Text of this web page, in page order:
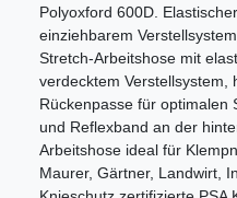
Polyoxford 600D.
einziehbarem Verstellsystem.
Stretch-Arbeitshose mit
verdecktem Verstellsystem,
Rückenpasse für optimalen
und Reflexband an der
Arbeitshose ideal für
Maurer, Gärtner, Landwirt,